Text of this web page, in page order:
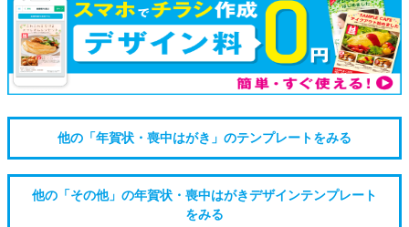
他の「年賀状・喪中はがき」のテンプレートをみる
他の「その他」の年賀状・喪中はがきデザインテンプレート
をみる